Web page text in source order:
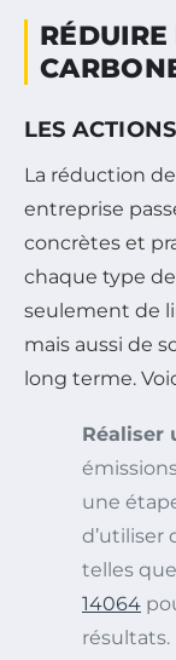
RÉDUIRE
LES
La réduction de
entreprise
concrètes et
chaque type
seulement de
mais aussi de
long terme.
Réaliser
une
d’utiliser
telles
14064
résultats.